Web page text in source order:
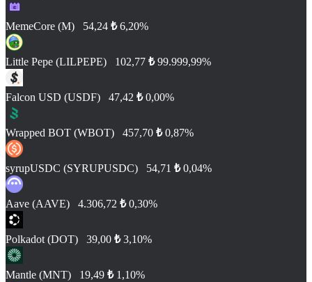
MemeCore (M) 54,24 ₺ 6,20%
Little Pepe (LILPEPE) 102,77 ₺ 99.999,99%
Falcon USD (USDF) 47,42 ₺ 0,00%
Wrapped BOT (WBOT) 457,70 ₺ 0,87%
syrupUSDC (SYRUPUSDC) 54,71 ₺ 0,04%
Aave (AAVE) 4.306,72 ₺ 0,30%
Polkadot (DOT) 39,00 ₺ 3,10%
Mantle (MNT) 19,49 ₺ 1,10%